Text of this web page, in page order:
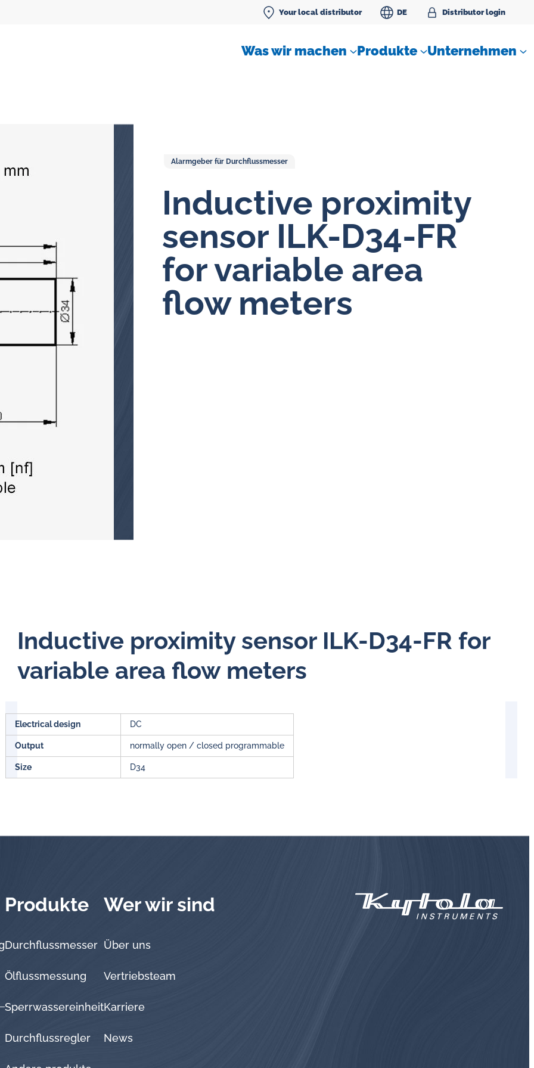
Your local distributor DE Distributor login
Was wir machen Produkte
Durchflussmesser für öl
Ölflussmessungsysteme
Ölanalysator
Induktive Alarm- und Pulsgeber
für Durchflussmesser
SLM Sperrwassereinheit
Durchflussregler für Gase
Durchflussregler für Wasser
Unternehmen
Alarmgeber für Durchflussmesser
Inductive proximity
sensor ILK-D34-FR
for variable area
flow meters
Inductive proximity sensor ILK-D34-FR for
variable area flow meters
Electrical design DC
Output normally open / closed programmable
Size D34
Produkte
Durchflussmesser
Ölflussmessung
Sperrwassereinheit
Durchflussregler
Wer wir sind
Über uns
Vertriebsteam
Karriere
News